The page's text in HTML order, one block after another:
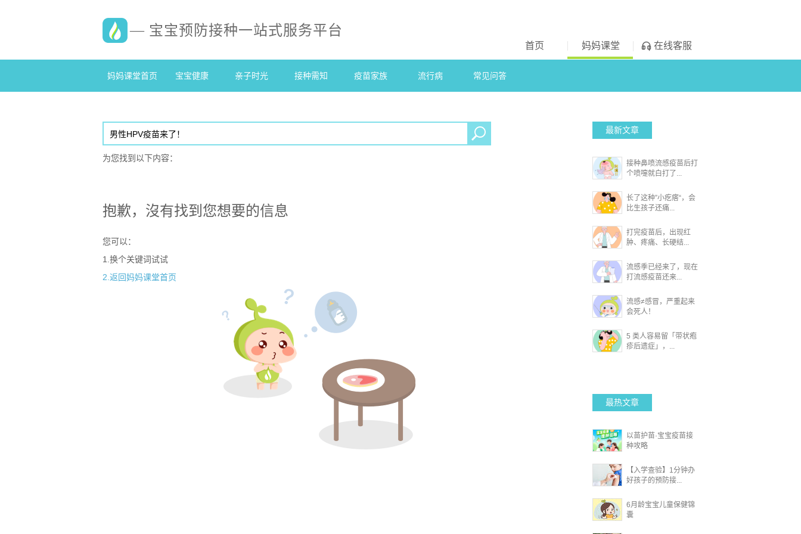
— 宝宝预防接种一站式服务平台
首页 妈妈课堂 在线客服
妈妈课堂首页 宝宝健康 亲子时光 接种需知 疫苗家族 流行病 常见问答
为您找到以下内容：
抱歉，沒有找到您想要的信息
您可以：
1.换个关键词试试
2.返回妈妈课堂首页
最新文章
接种鼻喷流感疫苗后打
个喷嚏就白打了...
长了这种”小疙瘩“，会
比生孩子还痛...
打完疫苗后，出现红
肿、疼痛、长硬结...
流感季已经来了，现在
打流感疫苗还来...
流感≠感冒，严重起来
会死人！
5 类人容易留「带状疱
疹后遗症」，...
最热文章
以苗护苗·宝宝疫苗接
种攻略
【入学查验】1分钟办
好孩子的预防接...
6月龄宝宝儿童保健锦
囊